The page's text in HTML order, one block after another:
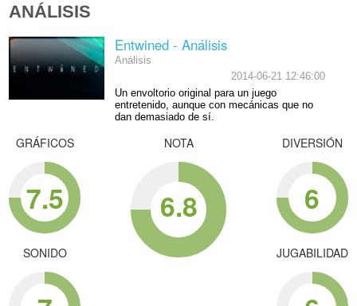
ANÁLISIS
Entwined - Análisis
Análisis
2014-06-21 12:46:00
Un envoltorio original para un juego
entretenido, aunque con mecánicas que no
dan demasiado de sí.
GRÁFICOS
7.5
SONIDO
NOTA
6.8
DIVERSIÓN
6
JUGABILIDAD